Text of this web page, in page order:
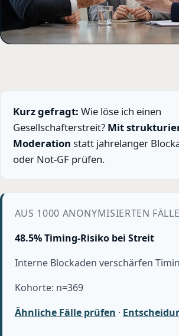
Kurz gefragt: Wie löse ich einen
Gesellschafterstreit? Mit
Moderation statt jahrelanger
oder Not-GF prüfen.
AUS 1000 ANONYMISIERTEN
48.5% Timing-Risiko bei Streit
Interne Blockaden verschärfen
Kohorte: n=369
Ähnliche Fälle prüfen ·